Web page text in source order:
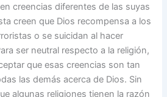
creencias diferentes de las suyas
creen que Dios recompensa a los
o se suicidan al hacer
ser neutral respecto a la religión,
que esas creencias son tan
las demás acerca de Dios. Sin
algunas religiones tienen la razón